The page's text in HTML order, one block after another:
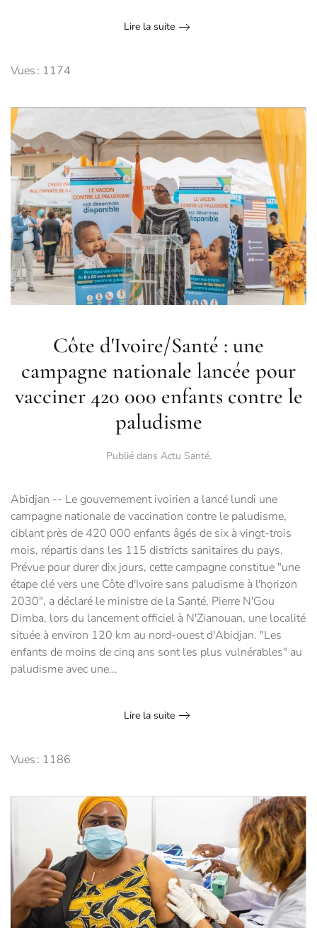
Lire la suite
Vues : 1174
Côte d'Ivoire/Santé : une
campagne nationale lancée pour
vacciner 420 000 enfants contre le
paludisme
Publié dans Actu Santé.
Abidjan -- Le gouvernement ivoirien a lancé lundi une
campagne nationale de vaccination contre le paludisme,
ciblant près de 420 000 enfants âgés de six à vingt-trois
mois, répartis dans les 115 districts sanitaires du pays.
Prévue pour durer dix jours, cette campagne constitue "une
étape clé vers une Côte d'Ivoire sans paludisme à l'horizon
2030", a déclaré le ministre de la Santé, Pierre N'Gou
Dimba, lors du lancement officiel à N'Zianouan, une localité
située à environ 120 km au nord-ouest d'Abidjan. "Les
enfants de moins de cinq ans sont les plus vulnérables" au
paludisme avec une...
Lire la suite
Vues : 1186